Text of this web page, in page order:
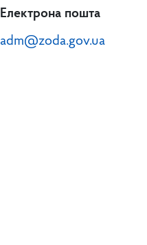
Електрона пошта
adm@zoda.gov.ua